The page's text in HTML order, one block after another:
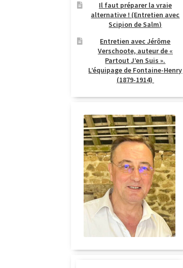
Il faut préparer la vraie
alternative ! (Entretien avec
Scipion de Salm)
Entretien avec Jérôme
Verschoote, auteur de «
Partout J’en Suis ».
L’équipage de Fontaine-Henry
(1879-1914)